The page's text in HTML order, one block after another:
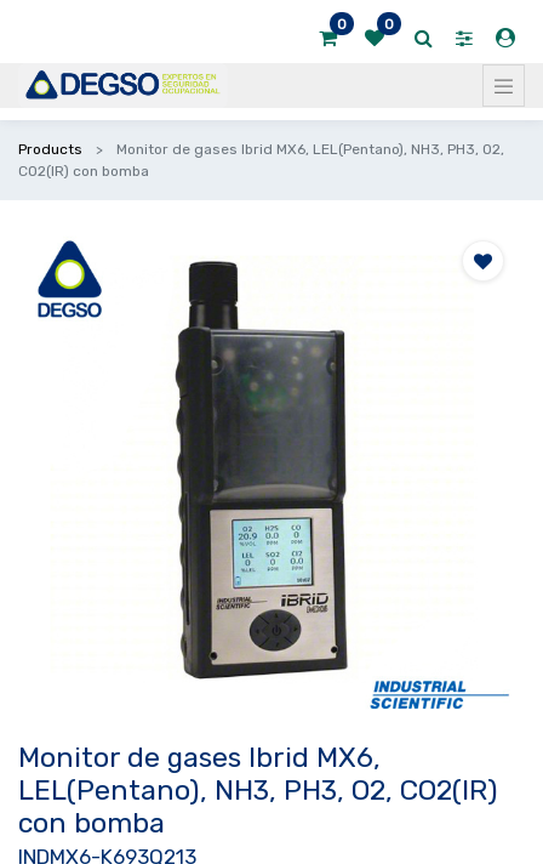
0 0
Products
Monitor de gases Ibrid MX6, LEL(Pentano), NH3, PH3, O2,
CO2(IR) con bomba
Monitor de gases Ibrid MX6,
LEL(Pentano), NH3, PH3, O2, CO2(IR)
con bomba
INDMX6-K693Q213